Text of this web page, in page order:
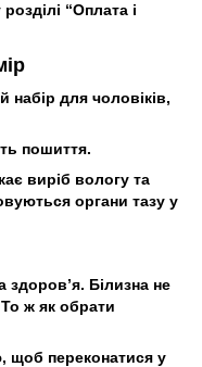
“Оплата і
набір для чоловіків,
пошиття.
виріб вологу та
органи тазу у
здоров’я. Білизна не
ж як обрати
щоб переконатися у